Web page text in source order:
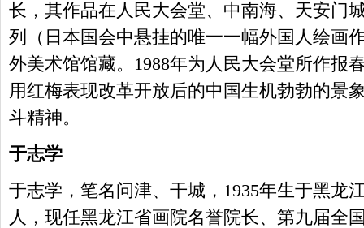
长，其作品在人民大会堂、中南海、天安门
列（日本国会中悬挂的唯一一幅外国人绘画
外美术馆馆藏。1988年为人民大会堂所作报
用红梅表现改革开放后的中国生机勃勃的景
斗精神。
于志学
于志学，笔名问津、干城，1935年生于黑龙
人，现任黑龙江省画院名誉院长、第九届全